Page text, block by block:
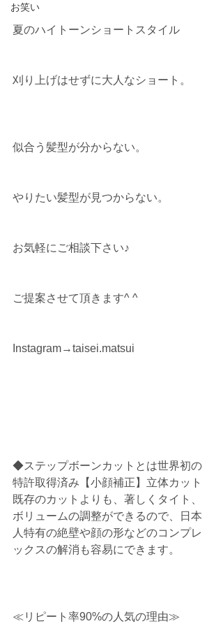
お笑い
夏のハイトーンショートスタイル
刈り上げはせずに大人なショート。
似合う髪型が分からない。
やりたい髪型が見つからない。
お気軽にご相談下さい♪
ご提案させて頂きます^ ^
Instagram→taisei.matsui
◆ステップボーンカットとは世界初の
特許取得済み【小顔補正】立体カット
既存のカットよりも、著しくタイト、
ボリュームの調整ができるので、日本
人特有の絶壁や顔の形などのコンプレ
ックスの解消も容易にできます。
≪リピート率90%の人気の理由≫